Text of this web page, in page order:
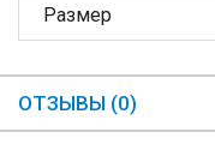
Размер
ОТЗЫВЫ (0)